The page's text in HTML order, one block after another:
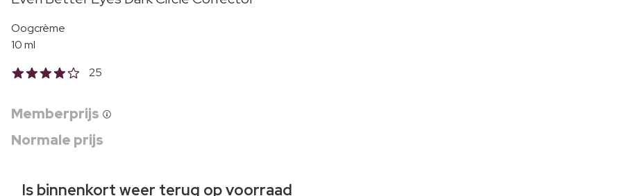
Oogcrème
10 ml
25
Memberprijs
Normale prijs
Is binnenkort weer terug op voorraad